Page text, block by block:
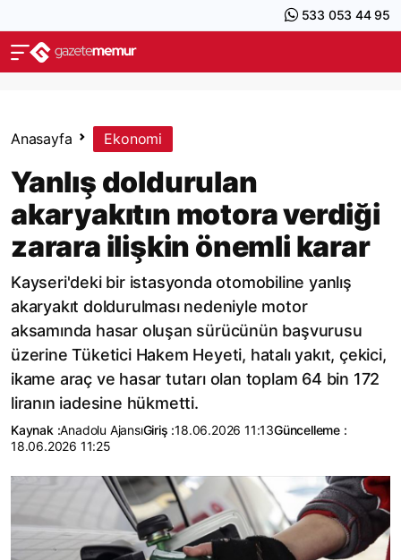
533 053 44 95
Anasayfa Ekonomi
Yanlış doldurulan
akaryakıtın motora verdiği
zarara ilişkin önemli karar
Kayseri'deki bir istasyonda otomobiline yanlış
akaryakıt doldurulması nedeniyle motor
aksamında hasar oluşan sürücünün başvurusu
üzerine Tüketici Hakem Heyeti, hatalı yakıt, çekici,
ikame araç ve hasar tutarı olan toplam 64 bin 172
liranın iadesine hükmetti.
Kaynak :Anadolu AjansıGiriş :18.06.2026 11:13Güncelleme :
18.06.2026 11:25